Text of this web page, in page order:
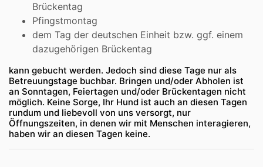
Brückentag
Pfingstmontag
dem Tag der deutschen Einheit bzw. ggf. einem
dazugehörigen Brückentag
kann gebucht werden. Jedoch sind diese Tage nur als
Betreuungstage buchbar. Bringen und/oder Abholen ist
an Sonntagen, Feiertagen und/oder Brückentagen nicht
möglich. Keine Sorge, Ihr Hund ist auch an diesen Tagen
rundum und liebevoll von uns versorgt, nur
Öffnungszeiten, in denen wir mit Menschen interagieren,
haben wir an diesen Tagen keine.